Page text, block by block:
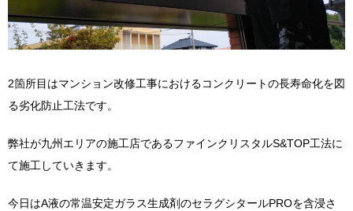
2箇所目はマンション改修工事におけるコンクリートの長寿命化を図
る劣化防止工法です。
弊社が九州エリアの施工店であるファインクリスタルS&TOP工法に
て施工していきます。
今日はA液の常温安定ガラス生成剤のセラグシタールPROを含浸さ